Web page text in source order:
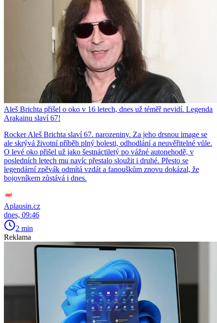
Aleš Brichta přišel o oko v 16 letech, dnes už téměř nevidí. Legenda
Arakainu slaví 67!
Rocker Aleš Brichta slaví 67. narozeniny. Za jeho drsnou image se
ale skrývá životní příběh plný bolesti, odhodlání a neuvěřitelné vůle.
O levé oko přišel už jako šestnáctiletý po vážné autonehodě, v
posledních letech mu navíc přestalo sloužit i druhé. Přesto se
legendární zpěvák odmítá vzdát a fanouškům znovu dokázal, že
bojovníkem zůstává i dnes.
Aplausin.cz
dnes, 09:46
2 min
Reklama